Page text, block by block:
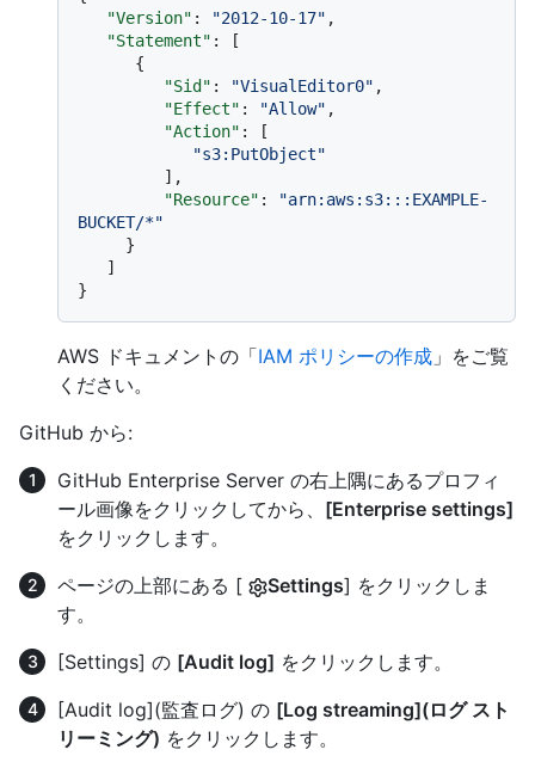
"Version" : "2012-10-17" ,
"Statement" :
[
{
"Sid" : "VisualEditor0" ,
"Effect" : "Allow" ,
"Action" :
[
"s3:PutObject"
] ,
"Resource" :
"arn:aws:s3:::EXAMPLE-
BUCKET/*"
}
]
}
AWS ドキュメントの「IAM ポリシーの作成 」をご覧
ください。
GitHub から:
GitHub Enterprise Server の右上隅にあるプロフィ
ール画像をクリックしてから、 [Enterprise settings]
をクリックします。
ページの上部にある [
Settings] をクリックしま
す。
[Settings] の [Audit log] をクリックします。
[Audit log](監査ログ) の [Log streaming](ログ スト
リーミング) をクリックします。